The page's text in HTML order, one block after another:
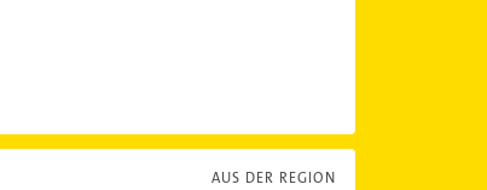
AUS DER REGION